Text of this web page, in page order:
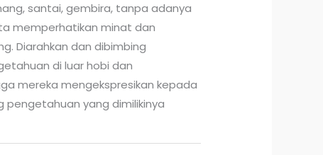
santai, gembira, tanpa adanya
memperhatikan minat dan
Diarahkan dan dibimbing
di luar hobi dan
mereka mengekspresikan kepada
yang dimilikinya